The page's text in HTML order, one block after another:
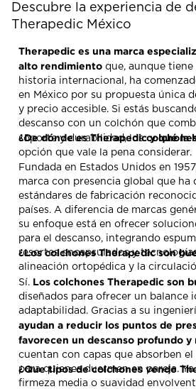
Descubre la experiencia de
Therapedic México
Therapedic es una marca
alto rendimiento que, aunque tiene
historia internacional, ha
en México por su propuesta única
y precio accesible. Si estás
descanso con un colchón que
soporte y durabilidad, los
opción que vale la pena considerar.
¿De dónde es Therapedic y qué la
Fundada en Estados Unidos en
marca con presencia global que ha
estándares de fabricación
países. A diferencia de marcas
su enfoque está en ofrecer
para el descanso, integrando
resortes encapsulados y
alineación ortopédica y la
¿Los colchones Therapedic son
Sí. Los colchones Therapedic son
diseñados para ofrecer un balance
adaptabilidad. Gracias a su
ayudan a reducir los puntos de
favorecen un descanso profundo y
cuentan con capas que absorben
para quienes duermen en pareja.
firmeza media o suavidad
¿Que tipos de colchones vende